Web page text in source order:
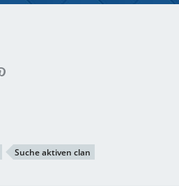
Suche aktiven clan